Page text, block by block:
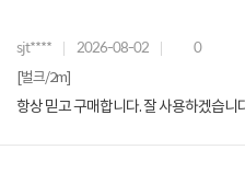
sjt**** 2026-08-02 0
[벌크/2m]
항상 믿고 구매합니다. 잘 사용하겠습니